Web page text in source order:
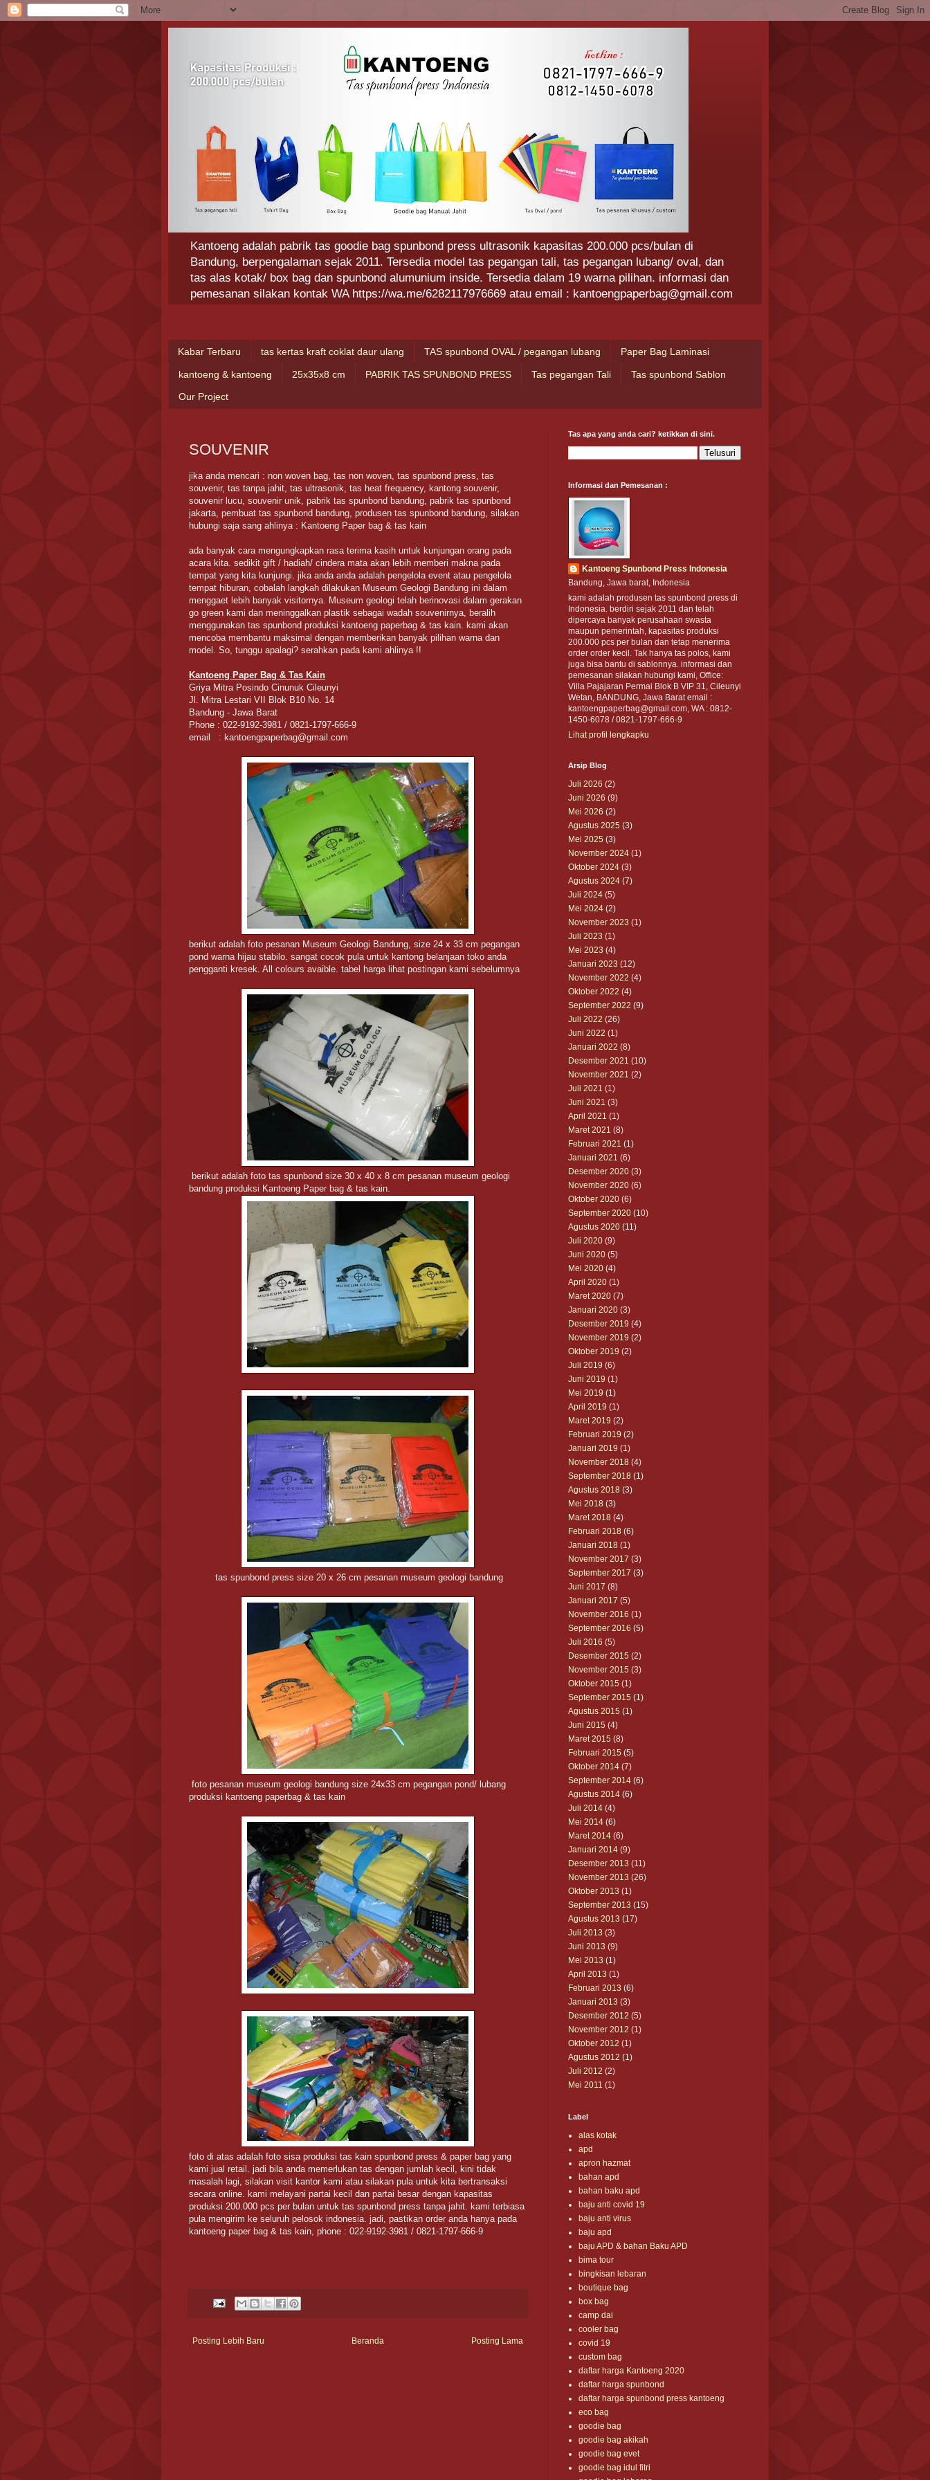
Kantoeng adalah pabrik tas goodie bag spunbond press ultrasonik kapasitas 200.000 pcs/bulan di
Bandung, berpengalaman sejak 2011. Tersedia model tas pegangan tali, tas pegangan lubang/ oval, dan
tas alas kotak/ box bag dan spunbond alumunium inside. Tersedia dalam 19 warna pilihan. informasi dan
pemesanan silakan kontak WA https://wa.me/6282117976669 atau email : kantoengpaperbag@gmail.com
Kabar Terbaru tas kertas kraft coklat daur ulang TAS spunbond OVAL / pegangan lubang Paper Bag Laminasi
kantoeng & kantoeng 25x35x8 cm PABRIK TAS SPUNBOND PRESS Tas pegangan Tali Tas spunbond Sablon
Our Project
SOUVENIR
jika anda mencari : non woven bag, tas non woven, tas spunbond press, tas
souvenir, tas tanpa jahit, tas ultrasonik, tas heat frequency, kantong souvenir,
souvenir lucu, souvenir unik, pabrik tas spunbond bandung, pabrik tas spunbond
jakarta, pembuat tas spunbond bandung, produsen tas spunbond bandung, silakan
hubungi saja sang ahlinya : Kantoeng Paper bag & tas kain
ada banyak cara mengungkapkan rasa terima kasih untuk kunjungan orang pada
acara kita. sedikit gift / hadiah/ cindera mata akan lebih memberi makna pada
tempat yang kita kunjungi. jika anda anda adalah pengelola event atau pengelola
tempat hiburan, cobalah langkah dilakukan Museum Geologi Bandung ini dalam
menggaet lebih banyak visitornya. Museum geologi telah berinovasi dalam gerakan
go green kami dan meninggalkan plastik sebagai wadah souvenirnya, beralih
menggunakan tas spunbond produksi kantoeng paperbag & tas kain. kami akan
mencoba membantu maksimal dengan memberikan banyak pilihan warna dan
model. So, tunggu apalagi? serahkan pada kami ahlinya !!
Kantoeng Paper Bag & Tas Kain
Griya Mitra Posindo Cinunuk Cileunyi
Jl. Mitra Lestari VII Blok B10 No. 14
Bandung - Jawa Barat
Phone : 022-9192-3981 / 0821-1797-666-9
email : kantoengpaperbag@gmail.com
berikut adalah foto pesanan Museum Geologi Bandung, size 24 x 33 cm pegangan
pond warna hijau stabilo. sangat cocok pula untuk kantong belanjaan toko anda
pengganti kresek. All colours avaible. tabel harga lihat postingan kami sebelumnya
berikut adalah foto tas spunbond size 30 x 40 x 8 cm pesanan museum geologi
bandung produksi Kantoeng Paper bag & tas kain.
tas spunbond press size 20 x 26 cm pesanan museum geologi bandung
foto pesanan museum geologi bandung size 24x33 cm pegangan pond/ lubang
produksi kantoeng paperbag & tas kain
foto di atas adalah foto sisa produksi tas kain spunbond press & paper bag yang
kami jual retail. jadi bila anda memerlukan tas dengan jumlah kecil, kini tidak
masalah lagi, silakan visit kantor kami atau silakan pula untuk kita bertransaksi
secara online. kami melayani partai kecil dan partai besar dengan kapasitas
produksi 200.000 pcs per bulan untuk tas spunbond press tanpa jahit. kami terbiasa
pula mengirim ke seluruh pelosok indonesia. jadi, pastikan order anda hanya pada
kantoeng paper bag & tas kain, phone : 022-9192-3981 / 0821-1797-666-9
Posting Lebih Baru Posting Lama
Beranda
Tas apa yang anda cari? ketikkan di sini.
Informasi dan Pemesanan :
Kantoeng Spunbond Press Indonesia
Bandung, Jawa barat, Indonesia
kami adalah produsen tas spunbond press di
Indonesia. berdiri sejak 2011 dan telah
dipercaya banyak perusahaan swasta
maupun pemerintah, kapasitas produksi
200.000 pcs per bulan dan tetap menerima
order order kecil. Tak hanya tas polos, kami
juga bisa bantu di sablonnya. informasi dan
pemesanan silakan hubungi kami, Office:
Villa Pajajaran Permai Blok B VIP 31, Cileunyi
Wetan, BANDUNG, Jawa Barat email :
kantoengpaperbag@gmail.com, WA : 0812-
1450-6078 / 0821-1797-666-9
Lihat profil lengkapku
Arsip Blog
Juli 2026 (2)
Juni 2026 (9)
Mei 2026 (2)
Agustus 2025 (3)
Mei 2025 (3)
November 2024 (1)
Oktober 2024 (3)
Agustus 2024 (7)
Juli 2024 (5)
Mei 2024 (2)
November 2023 (1)
Juli 2023 (1)
Mei 2023 (4)
Januari 2023 (12)
November 2022 (4)
Oktober 2022 (4)
September 2022 (9)
Juli 2022 (26)
Juni 2022 (1)
Januari 2022 (8)
Desember 2021 (10)
November 2021 (2)
Juli 2021 (1)
Juni 2021 (3)
April 2021 (1)
Maret 2021 (8)
Februari 2021 (1)
Januari 2021 (6)
Desember 2020 (3)
November 2020 (6)
Oktober 2020 (6)
September 2020 (10)
Agustus 2020 (11)
Juli 2020 (9)
Juni 2020 (5)
Mei 2020 (4)
April 2020 (1)
Maret 2020 (7)
Januari 2020 (3)
Desember 2019 (4)
November 2019 (2)
Oktober 2019 (2)
Juli 2019 (6)
Juni 2019 (1)
Mei 2019 (1)
April 2019 (1)
Maret 2019 (2)
Februari 2019 (2)
Januari 2019 (1)
November 2018 (4)
September 2018 (1)
Agustus 2018 (3)
Mei 2018 (3)
Maret 2018 (4)
Februari 2018 (6)
Januari 2018 (1)
November 2017 (3)
September 2017 (3)
Juni 2017 (8)
Januari 2017 (5)
November 2016 (1)
September 2016 (5)
Juli 2016 (5)
Desember 2015 (2)
November 2015 (3)
Oktober 2015 (1)
September 2015 (1)
Agustus 2015 (1)
Juni 2015 (4)
Maret 2015 (8)
Februari 2015 (5)
Oktober 2014 (7)
September 2014 (6)
Agustus 2014 (6)
Juli 2014 (4)
Mei 2014 (6)
Maret 2014 (6)
Januari 2014 (9)
Desember 2013 (11)
November 2013 (26)
Oktober 2013 (1)
September 2013 (15)
Agustus 2013 (17)
Juli 2013 (3)
Juni 2013 (9)
Mei 2013 (1)
April 2013 (1)
Februari 2013 (6)
Januari 2013 (3)
Desember 2012 (5)
November 2012 (1)
Oktober 2012 (1)
Agustus 2012 (1)
Juli 2012 (2)
Mei 2011 (1)
Label
alas kotak
apd
apron hazmat
bahan apd
bahan baku apd
baju anti covid 19
baju anti virus
baju apd
baju APD & bahan Baku APD
bima tour
bingkisan lebaran
boutique bag
box bag
camp dai
cooler bag
covid 19
custom bag
daftar harga Kantoeng 2020
daftar harga spunbond
daftar harga spunbond press kantoeng
eco bag
goodie bag
goodie bag akikah
goodie bag evet
goodie bag idul fitri